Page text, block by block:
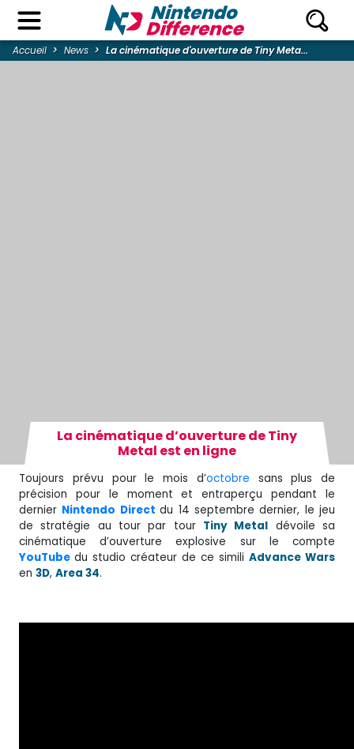
Accueil News La cinématique d'ouverture de Tiny Meta...
La cinématique d’ouverture de Tiny
Metal est en ligne
Toujours prévu pour le mois d’octobre sans plus de
précision pour le moment et entraperçu pendant le
dernier Nintendo Directdu 14 septembre dernier, le jeu
de stratégie au tour par tour Tiny Metal dévoile sa
cinématique d’ouverture explosive sur le compte
YouTube du studio créateur de ce simili Advance Wars
en 3D, Area 34.